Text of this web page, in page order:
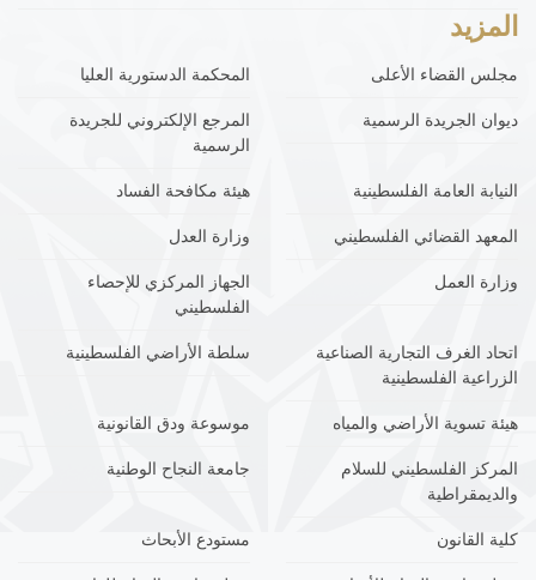
المزيد
مجلس القضاء الأعلى المحكمة الدستورية العليا
ديوان الجريدة الرسمية
المرجع الإلكتروني للجريدة
الرسمية
النيابة العامة الفلسطينية هيئة مكافحة الفساد
المعهد القضائي الفلسطيني وزارة العدل
وزارة العمل
الجهاز المركزي للإحصاء
الفلسطيني
اتحاد الغرف التجارية الصناعية
الزراعية الفلسطينية
سلطة الأراضي الفلسطينية
هيئة تسوية الأراضي والمياه موسوعة ودق القانونية
المركز الفلسطيني للسلام
والديمقراطية
جامعة النجاح الوطنية
كلية القانون مستودع الأبحاث